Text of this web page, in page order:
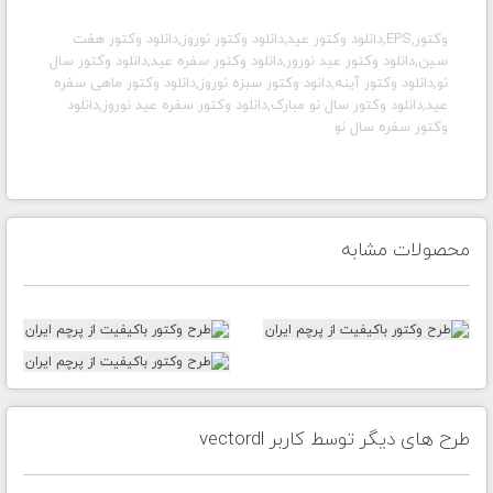
وکتور,EPS,دانلود وکتور عید,دانلود وکتور نوروز,دانلود وکتور هفت
سین,دانلود وکتور عید نورور,دانلود وکتور سفره عید,دانلود وکتور سال
نو,دانلود وکتور آینه,دانود وکتور سبزه نوروز,دانلود وکتور ماهی سفره
عید,دانلود وکتور سال نو مبارک,دانلود وکتور سفره عید نوروز,دانلود
وکتور سفره سال نو
محصولات مشابه
طرح های دیگر توسط کاربر vectordl